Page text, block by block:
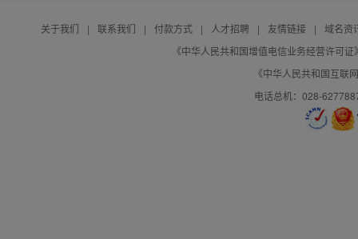
关于我们 | 联系我们 | 付款方式 | 人才招聘 | 友情链接 |
域名资
《中华人民共和国增值电信业务经营许可
《中华人民共和国互联
电话总机：028-